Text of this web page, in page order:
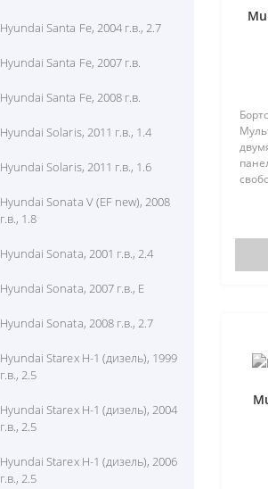
Hyundai Santa Fe, 2004 г.в., 2.7
Hyundai Santa Fe, 2007 г.в.
Hyundai Santa Fe, 2008 г.в.
Hyundai Solaris, 2011 г.в., 1.4
Hyundai Solaris, 2011 г.в., 1.6
Hyundai Sonata V (EF new), 2008
г.в., 1.8
Hyundai Sonata, 2001 г.в., 2.4
Hyundai Sonata, 2007 г.в., E
Hyundai Sonata, 2008 г.в., 2.7
Hyundai Starex H-1 (дизель), 1999
г.в., 2.5
Hyundai Starex H-1 (дизель), 2004
г.в., 2.5
Hyundai Starex H-1 (дизель), 2006
г.в., 2.5